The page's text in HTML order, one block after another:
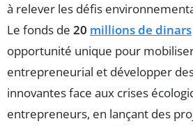
à relever les défis
Le fonds de 20 millions de dinars
opportunité unique pour
entrepreneurial et développer
innovantes face aux crises
entrepreneurs, en lançant des